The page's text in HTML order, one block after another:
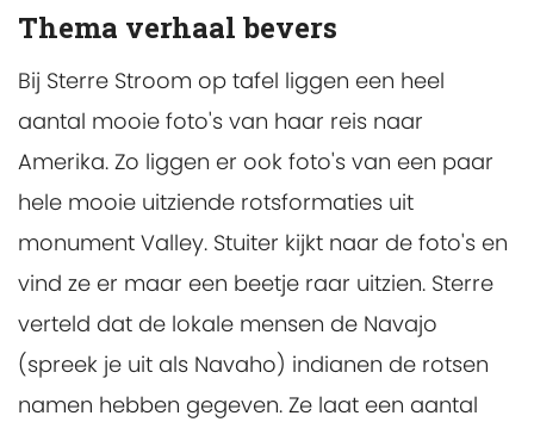
Thema verhaal bevers
Bij Sterre Stroom op tafel liggen een heel
aantal mooie foto's van haar reis naar
Amerika. Zo liggen er ook foto's van een paar
hele mooie uitziende rotsformaties uit
monument Valley. Stuiter kijkt naar de foto's en
vind ze er maar een beetje raar uitzien. Sterre
verteld dat de lokale mensen de Navajo
(spreek je uit als Navaho) indianen de rotsen
namen hebben gegeven. Ze laat een aantal